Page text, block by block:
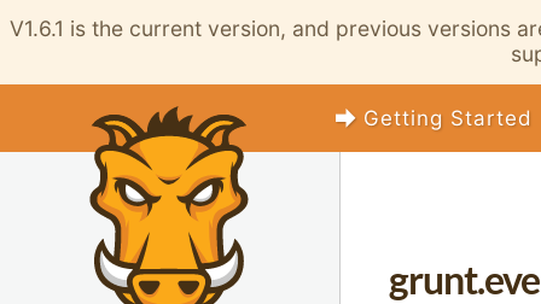
V1.6.1 is the current version, and previous versions
Getting Started